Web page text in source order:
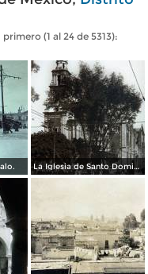
(1 al 24 de 5313):
La Iglesia de Santo Domingo.